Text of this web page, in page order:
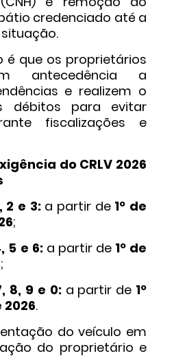
credenciado até a
é que os proprietários
antecedência a
e realizem o
débitos para evitar
fiscalizações e
do CRLV 2026
2 e 3:a partir de 1º de
;
5 e 6:a partir de 1º de
;
8, 9 e 0:a partir de 1º
.
do veículo em
do proprietário e